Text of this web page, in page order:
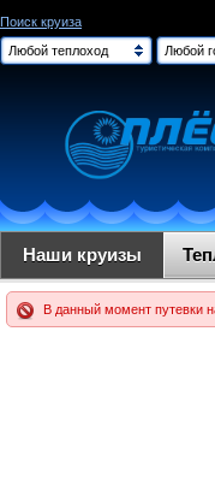
Поиск круиза
Любой теплоход
Любой
Наши круизы
В данный момент путевки